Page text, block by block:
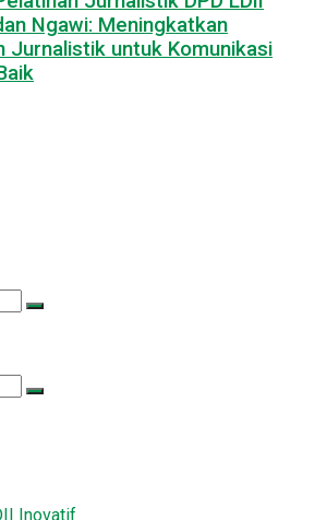
Ngawi: Meningkatkan
Jurnalistik untuk Komunikasi
Inovatif